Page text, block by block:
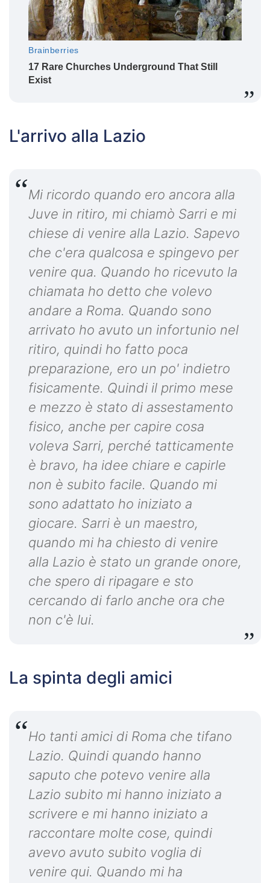
L'arrivo alla Lazio
Mi ricordo quando ero ancora alla
Juve in ritiro, mi chiamò Sarri e mi
chiese di venire alla Lazio. Sapevo
che c'era qualcosa e spingevo per
venire qua. Quando ho ricevuto la
chiamata ho detto che volevo
andare a Roma. Quando sono
arrivato ho avuto un infortunio nel
ritiro, quindi ho fatto poca
preparazione, ero un po' indietro
fisicamente. Quindi il primo mese
e mezzo è stato di assestamento
fisico, anche per capire cosa
voleva Sarri, perché tatticamente
è bravo, ha idee chiare e capirle
non è subito facile. Quando mi
sono adattato ho iniziato a
giocare. Sarri è un maestro,
quando mi ha chiesto di venire
alla Lazio è stato un grande onore,
che spero di ripagare e sto
cercando di farlo anche ora che
non c'è lui.
La spinta degli amici
Ho tanti amici di Roma che tifano
Lazio. Quindi quando hanno
saputo che potevo venire alla
Lazio subito mi hanno iniziato a
scrivere e mi hanno iniziato a
raccontare molte cose, quindi
avevo avuto subito voglia di
venire qui. Quando mi ha